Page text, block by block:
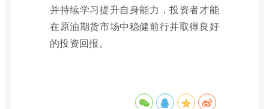
并持续学习提升自身能力，投资者才能
在原油期货市场中稳健前行并取得良好
的投资回报。